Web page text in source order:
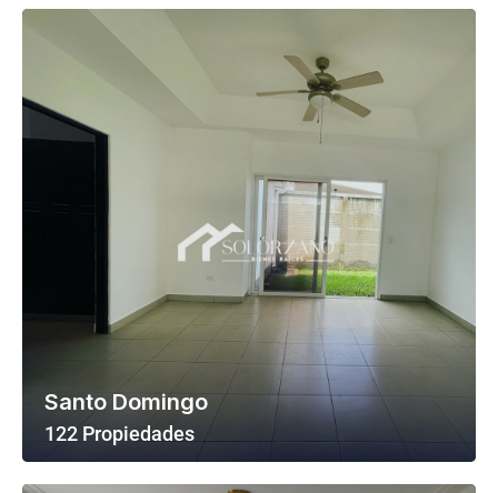
Ver Todas Las Propiedades
Santo Domingo
122 Propiedades
Ver Todas Las Propiedades